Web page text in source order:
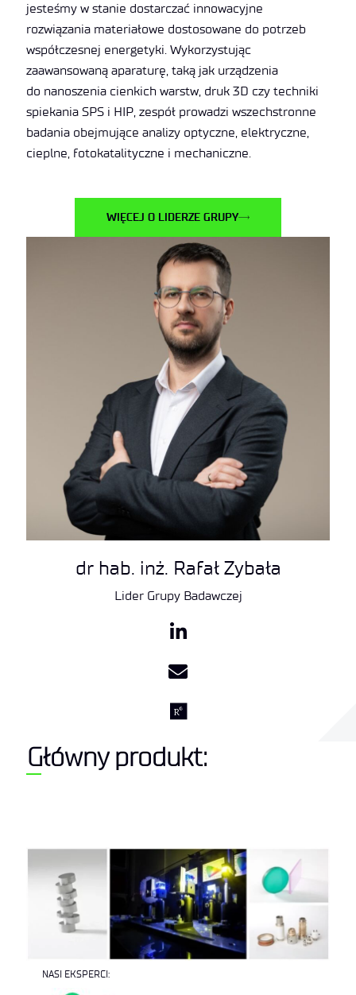
jesteśmy w stanie dostarczać innowacyjne
rozwiązania materiałowe dostosowane do potrzeb
współczesnej energetyki. Wykorzystując
zaawansowaną aparaturę, taką jak urządzenia
do nanoszenia cienkich warstw, druk 3D czy techniki
spiekania SPS i HIP, zespół prowadzi wszechstronne
badania obejmujące analizy optyczne, elektryczne,
cieplne, fotokatalityczne i mechaniczne.
WIĘCEJ O LIDERZE GRUPY
dr hab. inż. Rafał Zybała
Lider Grupy Badawczej
Główny produkt:
NASI EKSPERCI: